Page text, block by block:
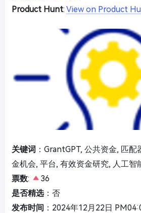
Product Hunt: View on Product
关键词 ：GrantGPT, 公共资金, 匹
金机会, 平台, 有效资金研究, 人工智
票数:
36
是否精选：否
发布时间 ：2024年12月22日